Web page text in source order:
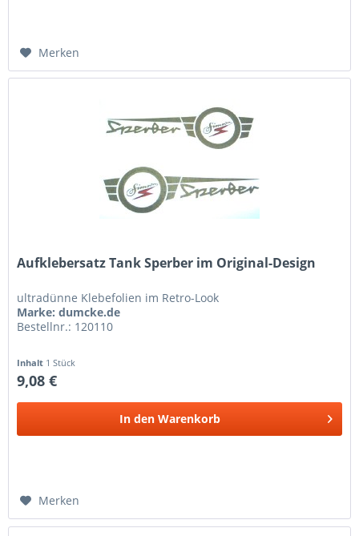
Merken
Aufklebersatz Tank Sperber im Original-Design
ultradünne Klebefolien im Retro-Look
Marke: dumcke.de
Bestellnr.: 120110
Inhalt 1 Stück
9,08 €
In den Warenkorb
Merken